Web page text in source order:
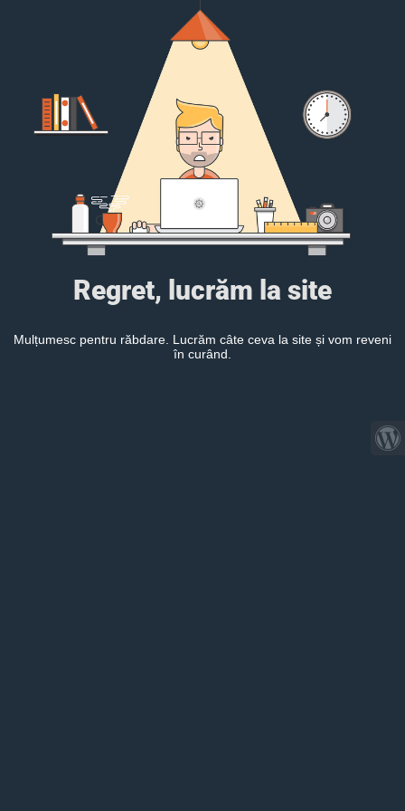
Regret, lucrăm la site
Mulțumesc pentru răbdare. Lucrăm câte ceva la site și vom reveni
în curând.